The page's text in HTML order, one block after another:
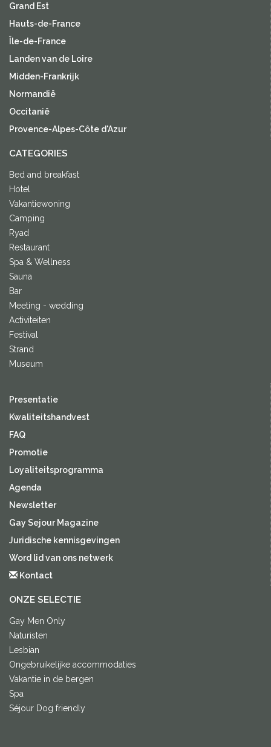
Grand Est
Hauts-de-France
Île-de-France
Landen van de Loire
Midden-Frankrijk
Normandië
Occitanië
Provence-Alpes-Côte d'Azur
CATEGORIES
Bed and breakfast
Hotel
Vakantiewoning
Camping
Ryad
Restaurant
Spa & Wellness
Sauna
Bar
Meeting - wedding
Activiteiten
Festival
Strand
Museum
Presentatie
Kwaliteitshandvest
FAQ
Promotie
Loyaliteitsprogramma
Agenda
Newsletter
Gay Sejour Magazine
Juridische kennisgevingen
Word lid van ons netwerk
Kontact
ONZE SELECTIE
Gay Men Only
Naturisten
Lesbian
Ongebruikelijke accommodaties
Vakantie in de bergen
Spa
Séjour Dog friendly